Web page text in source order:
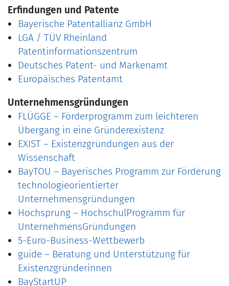
Erfindungen und Patente
Bayerische Patentallianz GmbH
LGA / TÜV Rheinland
Patentinformationszentrum
Deutsches Patent- und Markenamt
Europäisches Patentamt
Unternehmensgründungen
FLÜGGE – Förderprogramm zum leichteren
Übergang in eine Gründerexistenz
EXIST – Existenzgründungen aus der
Wissenschaft
BayTOU – Bayerisches Programm zur Förderung
technologieorientierter
Unternehmensgründungen
Hochsprung – HochschulProgramm für
UnternehmensGründungen
5-Euro-Business-Wettbewerb
guide – Beratung und Unterstützung für
Existenzgründerinnen
BayStartUP